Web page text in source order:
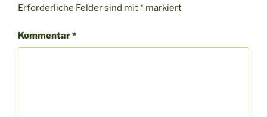
Erforderliche Felder sind mit* markiert
Kommentar*